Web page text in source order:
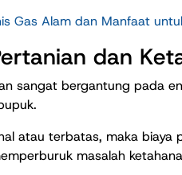
Gas Alam dan Manfaat
dan
sangat bergantung pada
atau terbatas, maka
masalah